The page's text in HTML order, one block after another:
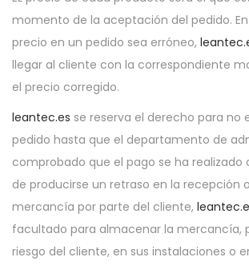
momento de la aceptación del pedido.
precio en un pedido sea erróneo,
llegar al cliente con la correspondiente
el precio corregido.
leantec.es se reserva el derecho para no
pedido hasta que el departamento de
comprobado que el pago se ha realizado
de producirse un retraso en la recepción
mercancía por parte del cliente,
facultado para almacenar la mercancía,
riesgo del cliente, en sus instalaciones o